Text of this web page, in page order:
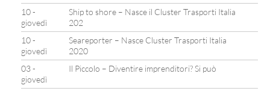
10 -
giovedì
Ship to shore – Nasce il Cluster Trasporti Italia
202
10 -
giovedì
Seareporter – Nasce Cluster Trasporti Italia
2020
03 -
giovedì
Il Piccolo – Diventire imprenditori? Si può